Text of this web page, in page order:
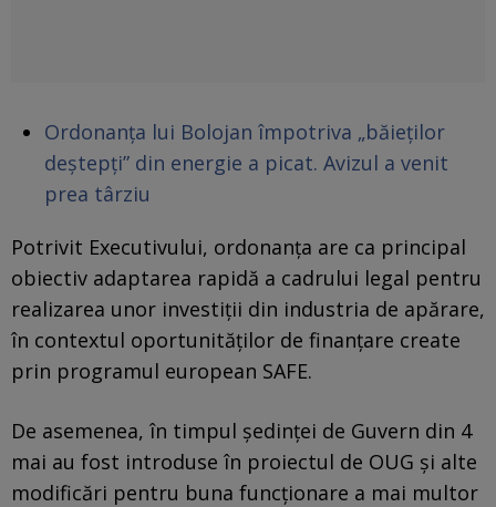
Ordonanța lui Bolojan împotriva „băieților
deștepți” din energie a picat. Avizul a venit
prea târziu
Potrivit Executivului, ordonanța are ca principal
obiectiv adaptarea rapidă a cadrului legal pentru
realizarea unor investiții din industria de apărare,
în contextul oportunităților de finanțare create
prin programul european SAFE.
De asemenea, în timpul ședinței de Guvern din 4
mai au fost introduse în proiectul de OUG și alte
modificări pentru buna funcționare a mai multor